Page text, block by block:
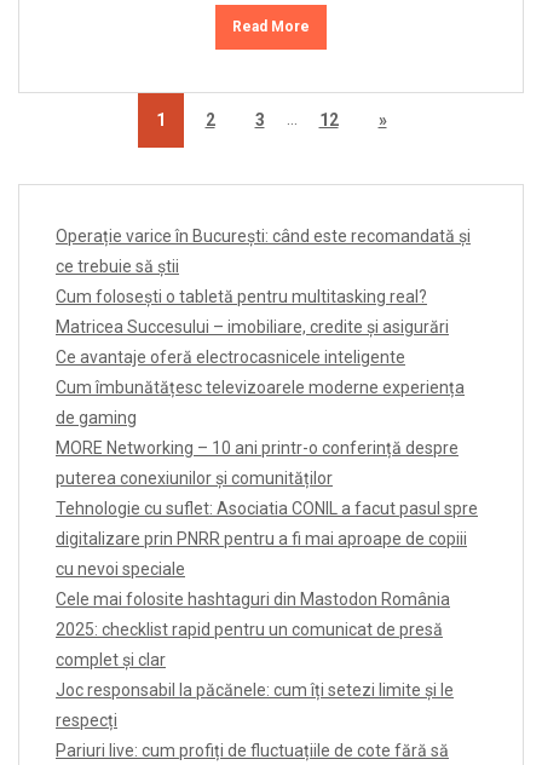
Read More
1 2 3 12 »
Operație varice în București: când este recomandată și
ce trebuie să știi
Cum folosești o tabletă pentru multitasking real?
Matricea Succesului – imobiliare, credite și asigurări
Ce avantaje oferă electrocasnicele inteligente
Cum îmbunătățesc televizoarele moderne experiența
de gaming
MORE Networking – 10 ani printr-o conferință despre
puterea conexiunilor și comunităților
Tehnologie cu suflet: Asociatia CONIL a facut pasul spre
digitalizare prin PNRR pentru a fi mai aproape de copiii
cu nevoi speciale
Cele mai folosite hashtaguri din Mastodon România
2025: checklist rapid pentru un comunicat de presă
complet și clar
Joc responsabil la păcănele: cum îți setezi limite și le
respecți
Pariuri live: cum profiți de fluctuațiile de cote fără să